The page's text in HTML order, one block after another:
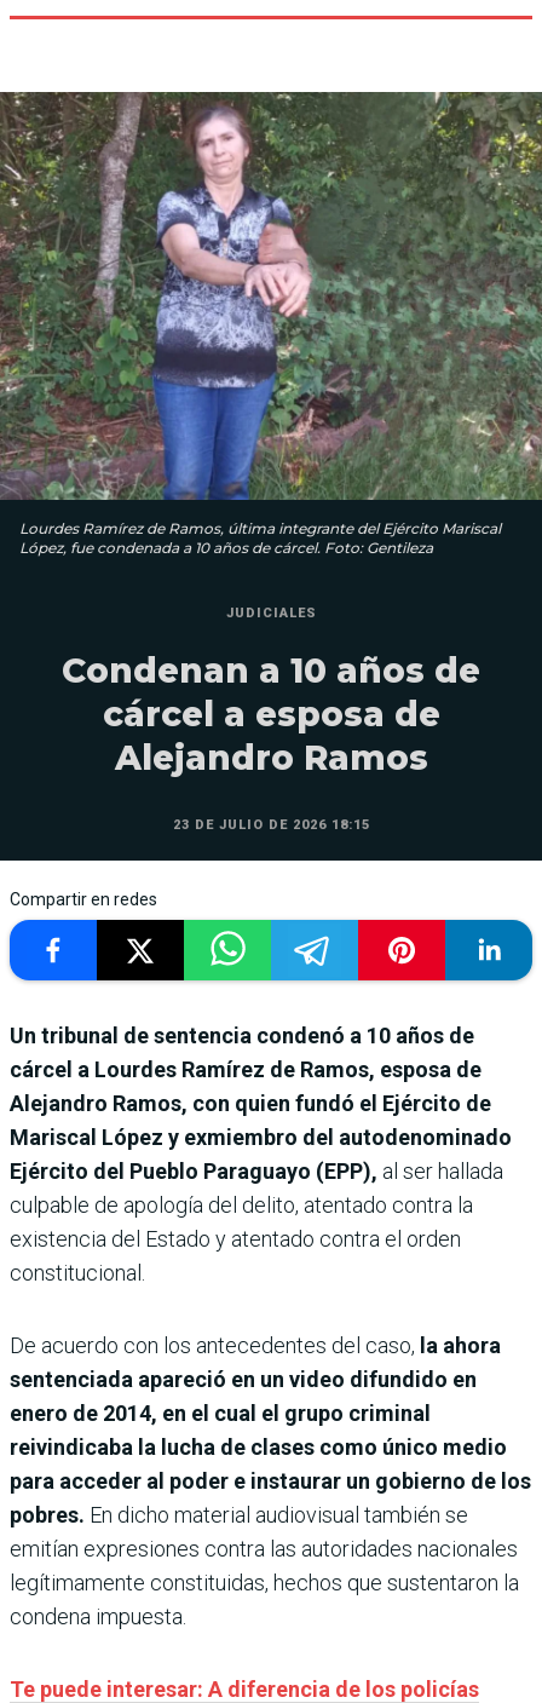
Lourdes Ramírez de Ramos, última integrante del Ejército Mariscal
López, fue condenada a 10 años de cárcel. Foto: Gentileza
JUDICIALES
Condenan a 10 años de
cárcel a esposa de
Alejandro Ramos
23 DE JULIO DE 2026 18:15
Compartir en redes
Un tribunal de sentencia condenó a 10 años de
cárcel a Lourdes Ramírez de Ramos, esposa de
Alejandro Ramos, con quien fundó el Ejército de
Mariscal López y exmiembro del autodenominado
Ejército del Pueblo Paraguayo (EPP), al ser hallada
culpable de apología del delito, atentado contra la
existencia del Estado y atentado contra el orden
constitucional.
De acuerdo con los antecedentes del caso, la ahora
sentenciada apareció en un video difundido en
enero de 2014, en el cual el grupo criminal
reivindicaba la lucha de clases como único medio
para acceder al poder e instaurar un gobierno de los
pobres. En dicho material audiovisual también se
emitían expresiones contra las autoridades nacionales
legítimamente constituidas, hechos que sustentaron la
condena impuesta.
Te puede interesar: A diferencia de los policías